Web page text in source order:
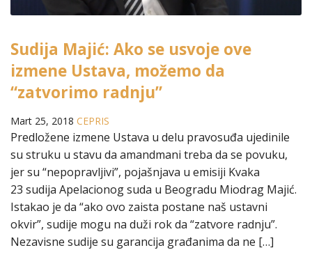
Sudija Majić: Ako se usvoje ove
izmene Ustava, možemo da
“zatvorimo radnju”
Mart 25, 2018 CEPRIS
Predložene izmene Ustava u delu pravosuđa ujedinile
su struku u stavu da amandmani treba da se povuku,
jer su “nepopravljivi”, pojašnjava u emisiji Kvaka
23 sudija Apelacionog suda u Beogradu Miodrag Majić.
Istakao je da “ako ovo zaista postane naš ustavni
okvir”, sudije mogu na duži rok da “zatvore radnju”.
Nezavisne sudije su garancija građanima da ne […]